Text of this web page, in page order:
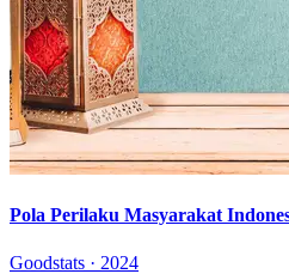
Pola Perilaku Masyarakat
Goodstats · 2024